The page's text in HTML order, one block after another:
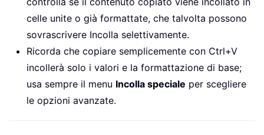
celle unite o già formattate, che talvolta possono
sovrascrivere Incolla selettivamente.
Ricorda che copiare semplicemente con Ctrl+V
incollerà solo i valori e la formattazione di base;
usa sempre il menu Incolla speciale per scegliere
le opzioni avanzate.